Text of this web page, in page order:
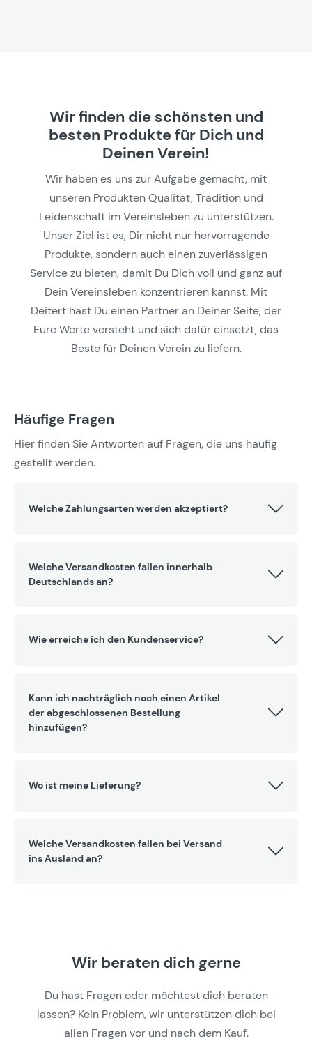
Wir finden die schönsten und
besten Produkte für Dich und
Deinen Verein!
Wir haben es uns zur Aufgabe gemacht, mit
unseren Produkten Qualität, Tradition und
Leidenschaft im Vereinsleben zu unterstützen.
Unser Ziel ist es, Dir nicht nur hervorragende
Produkte, sondern auch einen zuverlässigen
Service zu bieten, damit Du Dich voll und ganz auf
Dein Vereinsleben konzentrieren kannst. Mit
Deitert hast Du einen Partner an Deiner Seite, der
Eure Werte versteht und sich dafür einsetzt, das
Beste für Deinen Verein zu liefern.
Häufige Fragen
Hier finden Sie Antworten auf Fragen, die uns häufig
gestellt werden.
Welche Zahlungsarten werden akzeptiert?
Welche Versandkosten fallen innerhalb
Deutschlands an?
Wie erreiche ich den Kundenservice?
Kann ich nachträglich noch einen Artikel
der abgeschlossenen Bestellung
hinzufügen?
Wo ist meine Lieferung?
Welche Versandkosten fallen bei Versand
ins Ausland an?
Wir beraten dich gerne
Du hast Fragen oder möchtest dich beraten
lassen? Kein Problem, wir unterstützen dich bei
allen Fragen vor und nach dem Kauf.